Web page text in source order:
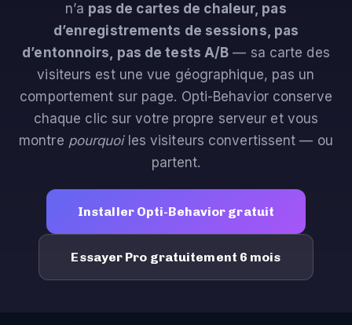
n’a pas de cartes de chaleur, pas
d’enregistrements de sessions, pas
d’entonnoirs, pas de tests A/B — sa carte des
visiteurs est une vue géographique, pas un
comportement sur page. Opti-Behavior conserve
chaque clic sur votre propre serveur et vous
montre pourquoiles visiteurs convertissent — ou
partent.
Installer Opti-Behavior gratuit
Essayer Pro gratuitement 6 mois